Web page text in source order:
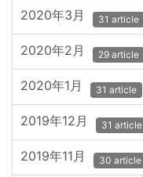
2020年3月 31 article
2020年2月 29 article
2020年1月 31 article
2019年12月 31 article
2019年11月 30 article